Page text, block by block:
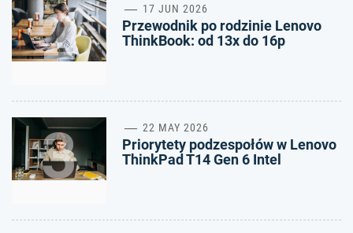
2 17 JUN 2026
Przewodnik po rodzinie Lenovo
ThinkBook: od 13x do 16p
3 22 MAY 2026
Priorytety podzespołów w Lenovo
ThinkPad T14 Gen 6 Intel